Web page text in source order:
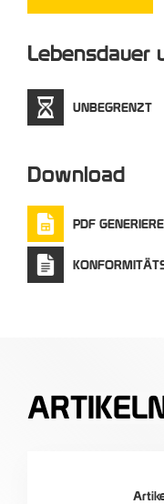
Lebensdauer
UNBEGRENZT
Download
PDF